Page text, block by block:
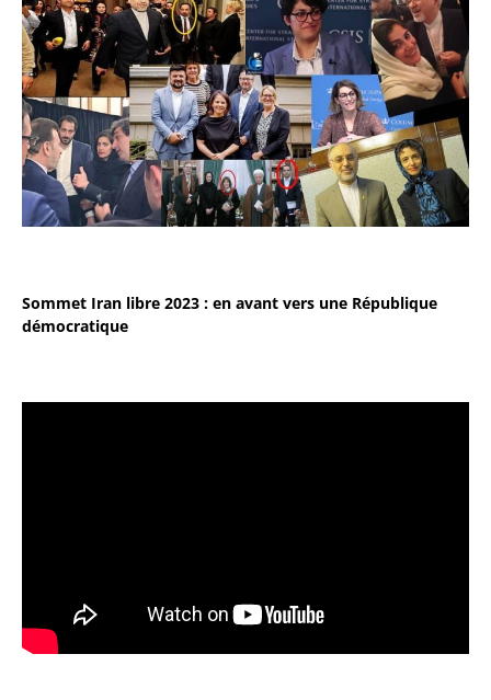
Sommet Iran libre 2023 : en avant vers une République
démocratique